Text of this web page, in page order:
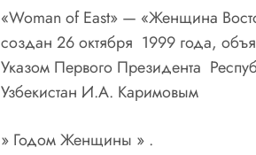
«Woman of East» — «Женщина
создан 26 октября 1999 года,
Указом Первого Президента
Узбекистан И.А. Каримовым
» Годом Женщины » .